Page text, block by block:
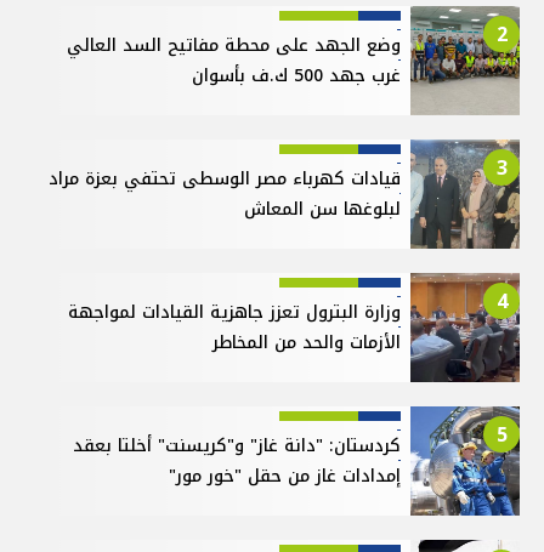
2
وضع الجهد على محطة مفاتيح السد العالي
غرب جهد 500 ك.ف بأسوان
3
قيادات كهرباء مصر الوسطى تحتفي بعزة مراد
لبلوغها سن المعاش
4
وزارة البترول تعزز جاهزية القيادات لمواجهة
الأزمات والحد من المخاطر
5
كردستان: "دانة غاز" و"كريسنت" أخلتا بعقد
إمدادات غاز من حقل "خور مور"